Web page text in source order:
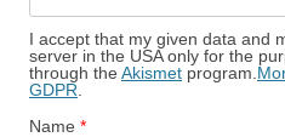
I accept that my given data and
server in the USA only for the
through the Akismet program.
GDPR
Name *